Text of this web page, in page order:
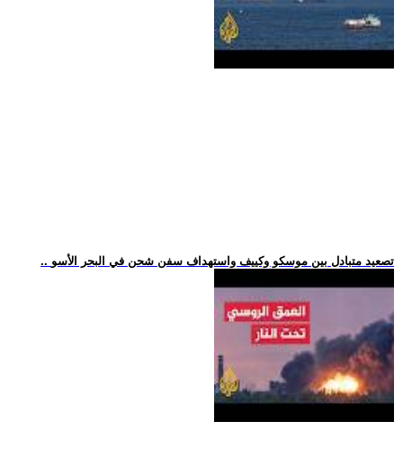
.. تصعيد متبادل بين موسكو وكييف واستهداف سفن شحن في البحر الأسو